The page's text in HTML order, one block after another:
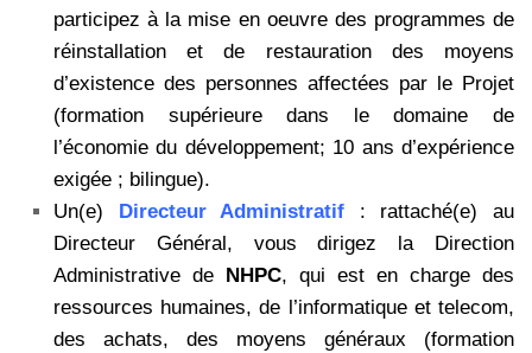
participez à la mise en oeuvre des programmes de
réinstallation et de restauration des moyens
d’existence des personnes affectées par le Projet
(formation supérieure dans le domaine de
l’économie du développement; 10 ans d’expérience
exigée ; bilingue).
Un(e) Directeur Administratif : rattaché(e) au
Directeur Général, vous dirigez la Direction
Administrative de NHPC, qui est en charge des
ressources humaines, de l’informatique et telecom,
des achats, des moyens généraux (formation